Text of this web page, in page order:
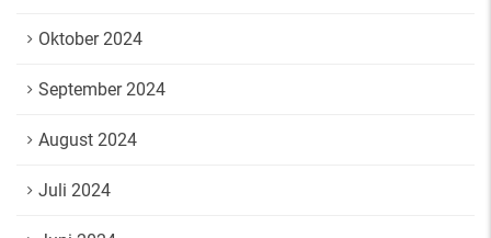
Oktober 2024
September 2024
August 2024
Juli 2024